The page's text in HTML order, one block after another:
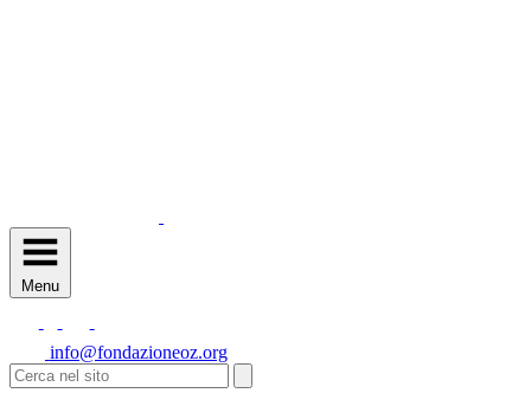
Menu
info@fondazioneoz.org